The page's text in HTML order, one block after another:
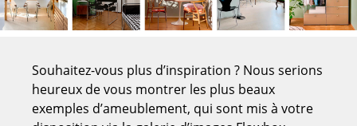
Tables d’appoint
Tables basses
Bureaux & Secrétaires
Souhaitez-vous plus d’inspiration ? Nous serions
heureux de vous montrer les plus beaux
exemples d’ameublement, qui sont mis à votre